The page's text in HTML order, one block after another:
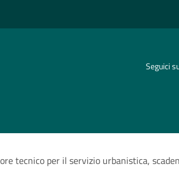
Seguici
tecnico per il servizio urbanistica,